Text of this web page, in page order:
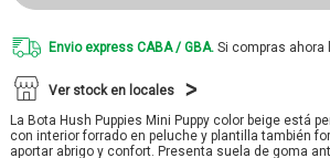
Envio express CABA / GBA. Si compras ahora
Ver stock en locales
La Bota Hush Puppies Mini Puppy color beige está
con interior forrado en peluche y plantilla también
aportar abrigo y confort. Presenta suela de goma